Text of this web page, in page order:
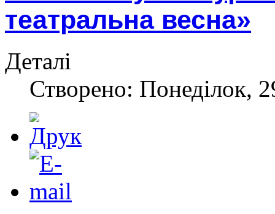
театральна весна»
Деталі
Створено: Понеділок,